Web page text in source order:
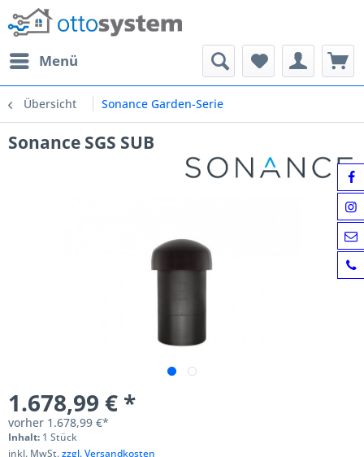
Menü
Übersicht Sonance Garden-Serie
Sonance SGS SUB
1.678,99 € *
vorher 1.678,99 €*
Inhalt: 1 Stück
inkl. MwSt.zzgl. Versandkosten